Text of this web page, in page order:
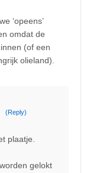
‘opeens’
omdat de
(of een
olieland).
(Reply)
plaatje.
gelokt